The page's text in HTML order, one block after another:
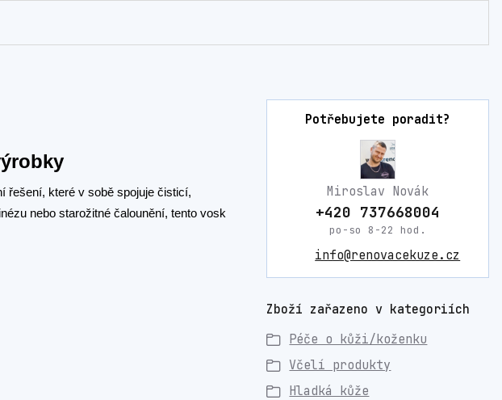
řešení, které v sobě spojuje čisticí,
nebo starožitné čalounění, tento vosk
Potřebujete poradit?
Miroslav Novák
+420 737668004
po-so 8-22 hod.
info@renovacekuze.cz
Zboží zařazeno v kategoriích
Péče o kůži/koženku
Včelí produkty
Hladká kůže